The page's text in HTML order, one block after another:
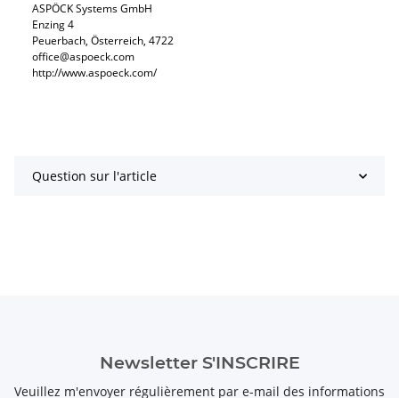
ASPÖCK Systems GmbH
Enzing 4
Peuerbach, Österreich, 4722
office@aspoeck.com
http://www.aspoeck.com/
Question sur l'article
Newsletter S'INSCRIRE
Veuillez m'envoyer régulièrement par e-mail des informations